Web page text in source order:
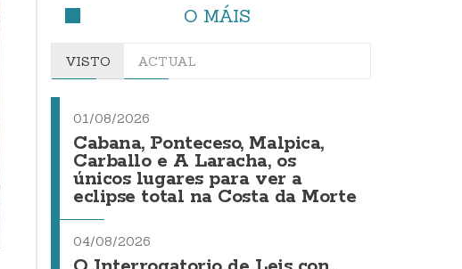
O MÁIS
VISTO ACTUAL
01/08/2026
Cabana, Ponteceso, Malpica,
Carballo e A Laracha, os
únicos lugares para ver a
eclipse total na Costa da Morte
04/08/2026